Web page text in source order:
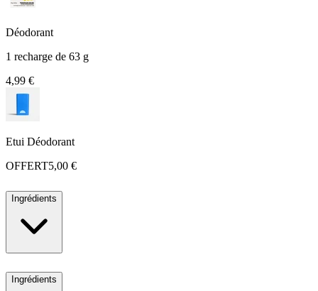
Déodorant
1 recharge de 63 g
4,99 €
Etui Déodorant
OFFERT5,00 €
Ingrédients
Ingrédients